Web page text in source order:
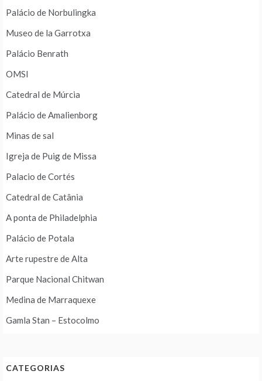
Palácio de Norbulingka
Museo de la Garrotxa
Palácio Benrath
OMSI
Catedral de Múrcia
Palácio de Amalienborg
Minas de sal
Igreja de Puig de Missa
Palacio de Cortés
Catedral de Catânia
A ponta de Philadelphia
Palácio de Potala
Arte rupestre de Alta
Parque Nacional Chitwan
Medina de Marraquexe
Gamla Stan – Estocolmo
CATEGORIAS